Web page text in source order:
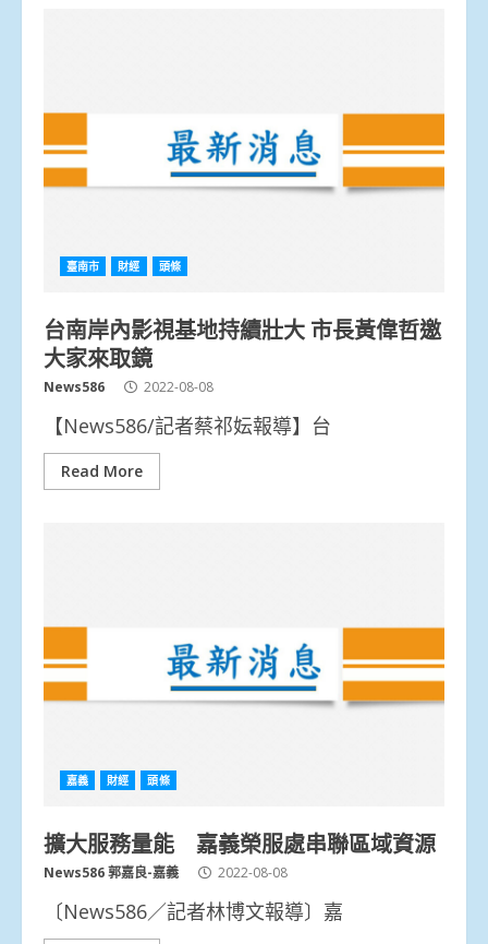
臺南市 財經 頭條
台南岸內影視基地持續壯大 市長黃偉哲邀
大家來取鏡
News586 2022-08-08
【News586/記者蔡祁妘報導】台
Read More
嘉義 財經 頭條
擴大服務量能 嘉義榮服處串聯區域資源
News586 郭嘉良-嘉義 2022-08-08
〔News586／記者林博文報導〕嘉